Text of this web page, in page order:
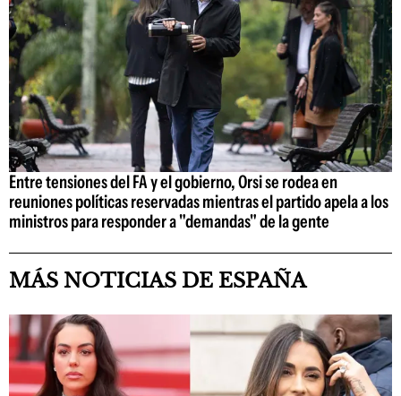
Entre tensiones del FA y el gobierno, Orsi se rodea en
reuniones políticas reservadas mientras el partido apela a los
ministros para responder a "demandas" de la gente
MÁS NOTICIAS DE ESPAÑA